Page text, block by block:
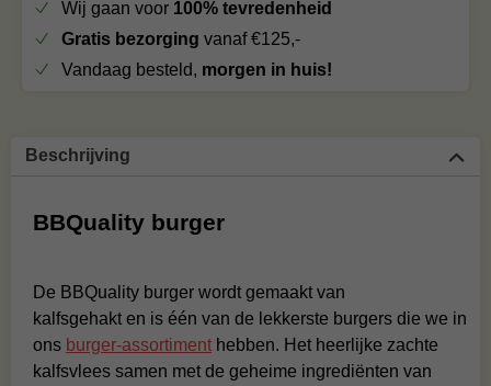
Wij gaan voor 100% tevredenheid
Gratis bezorging vanaf €125,-
Vandaag besteld, morgen in huis!
Beschrijving
BBQuality burger
De BBQuality burger wordt gemaakt van
kalfsgehakt en is één van de lekkerste burgers die we in
ons burger-assortiment hebben. Het heerlijke zachte
kalfsvlees samen met de geheime ingrediënten van